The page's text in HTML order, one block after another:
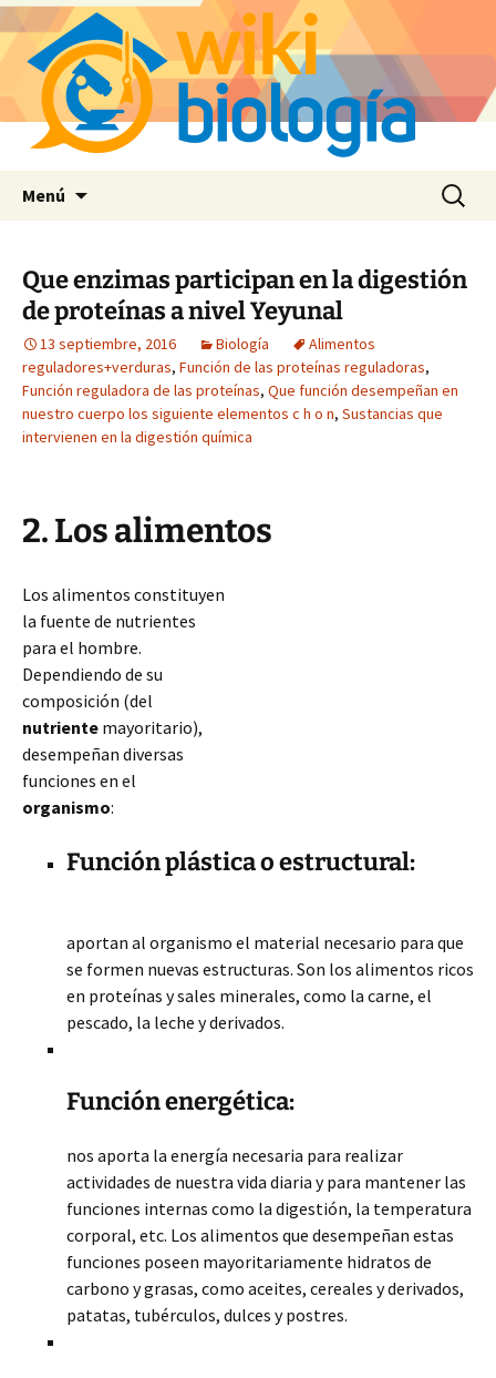
Menú Buscar:
Que enzimas participan en la digestión
de proteínas a nivel Yeyunal
13 septiembre, 2016 Biología
Alimentos
reguladores+verduras, Función de las proteínas reguladoras,
Función reguladora de las proteínas, Que función desempeñan en
nuestro cuerpo los siguiente elementos c h o n, Sustancias que
intervienen en la digestión química
2. Los alimentos
Los alimentos constituyen
la fuente de nutrientes
para el hombre.
Dependiendo de su
composición (del
nutriente mayoritario),
desempeñan diversas
funciones en el
organismo:
Función plástica o estructural:
aportan al organismo el material necesario para que
se formen nuevas estructuras. Son los alimentos ricos
en proteínas y sales minerales, como la carne, el
pescado, la leche y derivados.
Función energética:
nos aporta la energía necesaria para realizar
actividades de nuestra vida diaria y para mantener las
funciones internas como la digestión, la temperatura
corporal, etc. Los alimentos que desempeñan estas
funciones poseen mayoritariamente hidratos de
carbono y grasas, como aceites, cereales y derivados,
patatas, tubérculos, dulces y postres.